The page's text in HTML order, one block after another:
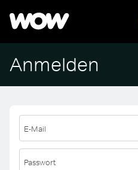
Anmelden
E-Mail
Passwort